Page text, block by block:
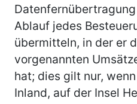
Ablauf jedes
übermitteln, in der er
vorgenannten
hat; dies gilt nur,
Inland, auf der Insel